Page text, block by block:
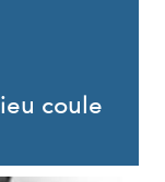
coule